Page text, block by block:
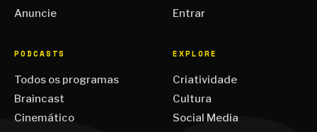
Anuncie
Entrar
PODCASTS
Todos os programas
Braincast
Cinemático
EXPLORE
Criatividade
Cultura
Social Media